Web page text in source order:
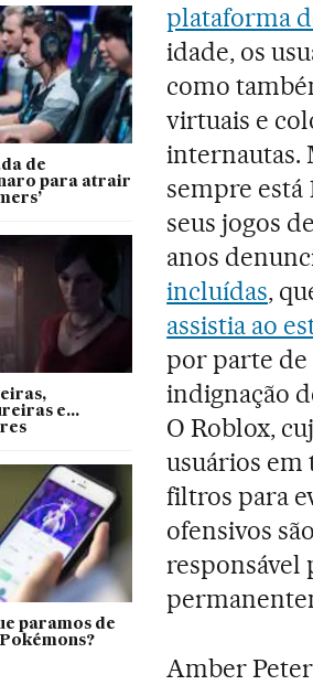
de
para atrair
e...
paramos de
plataforma
idade, os
como
virtuais e
internautas.
sempre está
seus jogos
anos
incluídas,
assistia ao
por parte de
indignação
O Roblox,
usuários em
filtros para
ofensivos
responsável
Amber